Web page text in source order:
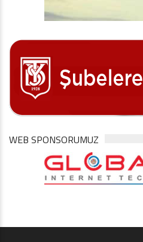
WEB SPONSORUMUZ